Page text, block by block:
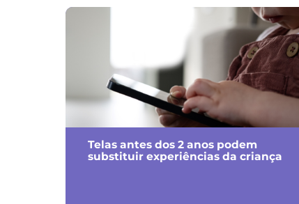
Telas antes dos 2 anos podem
substituir experiências da criança